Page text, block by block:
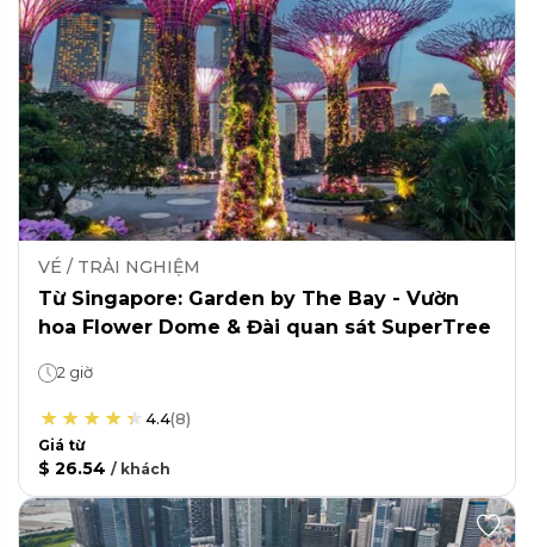
VÉ / TRẢI NGHIỆM
Từ Singapore: Garden by The Bay - Vườn
hoa Flower Dome & Đài quan sát SuperTree
2 giờ
4.4(8)
Giá từ
$ 26.54 / khách